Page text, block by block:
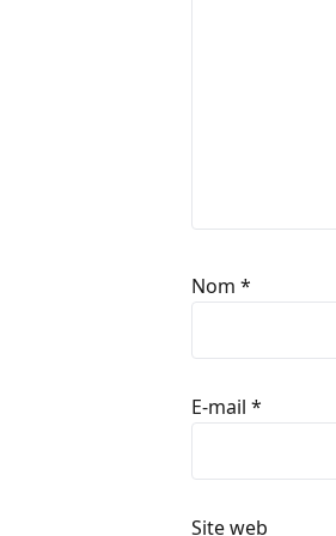
Nom *
E-mail *
Site web